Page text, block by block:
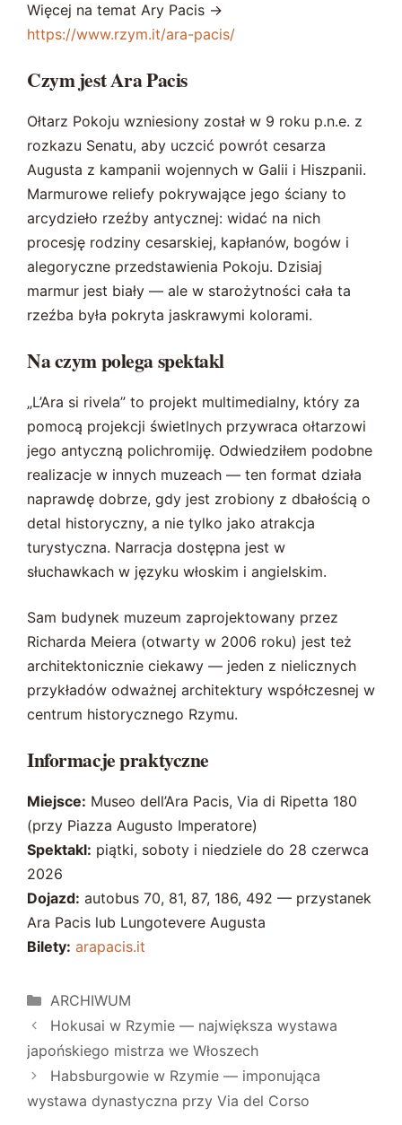
Więcej na temat Ary Pacis ->
https://www.rzym.it/ara-pacis/
Czym jest Ara Pacis
Ołtarz Pokoju wzniesiony został w 9 roku p.n.e. z
rozkazu Senatu, aby uczcić powrót cesarza
Augusta z kampanii wojennych w Galii i Hiszpanii.
Marmurowe reliefy pokrywające jego ściany to
arcydzieło rzeźby antycznej: widać na nich
procesję rodziny cesarskiej, kapłanów, bogów i
alegoryczne przedstawienia Pokoju. Dzisiaj
marmur jest biały — ale w starożytności cała ta
rzeźba była pokryta jaskrawymi kolorami.
Na czym polega spektakl
„L’Ara si rivela” to projekt multimedialny, który za
pomocą projekcji świetlnych przywraca ołtarzowi
jego antyczną polichromiję. Odwiedziłem podobne
realizacje w innych muzeach — ten format działa
naprawdę dobrze, gdy jest zrobiony z dbałością o
detal historyczny, a nie tylko jako atrakcja
turystyczna. Narracja dostępna jest w
słuchawkach w języku włoskim i angielskim.
Sam budynek muzeum zaprojektowany przez
Richarda Meiera (otwarty w 2006 roku) jest też
architektonicznie ciekawy — jeden z nielicznych
przykładów odważnej architektury współczesnej w
centrum historycznego Rzymu.
Informacje praktyczne
Miejsce: Museo dell’Ara Pacis, Via di Ripetta 180
(przy Piazza Augusto Imperatore)
Spektakl: piątki, soboty i niedziele do 28 czerwca
2026
Dojazd: autobus 70, 81, 87, 186, 492 — przystanek
Ara Pacis lub Lungotevere Augusta
Bilety: arapacis.it
Kategorie
ARCHIWUM
Hokusai w Rzymie — największa wystawa
japońskiego mistrza we Włoszech
Habsburgowie w Rzymie — imponująca
wystawa dynastyczna przy Via del Corso